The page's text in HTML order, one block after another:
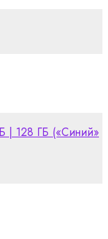
| 128 ГБ («Синий»